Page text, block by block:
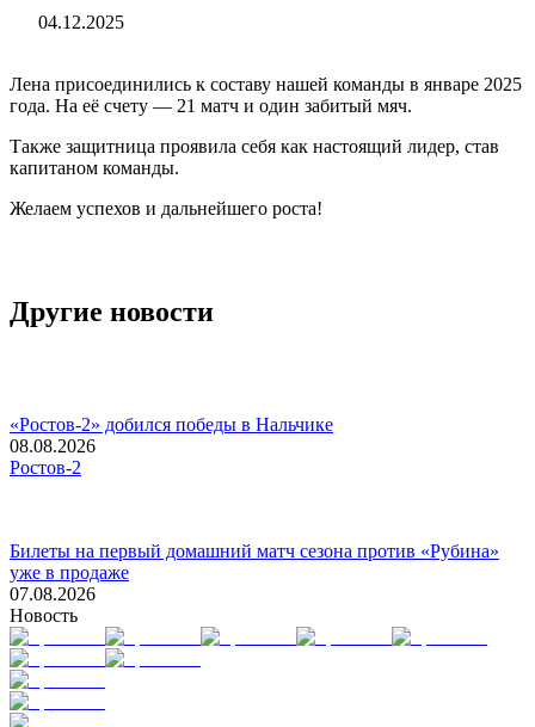
04.12.2025
Лена присоединились к составу нашей команды в январе 2025
года. На её счету — 21 матч и один забитый мяч.
Также защитница проявила себя как настоящий лидер, став
капитаном команды.
Желаем успехов и дальнейшего роста!
Другие новости
«Ростов-2» добился победы в Нальчике
08.08.2026
Ростов-2
Билеты на первый домашний матч сезона против «Рубина»
уже в продаже
07.08.2026
Новость